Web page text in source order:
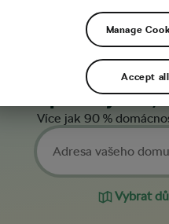
Spočítejte si,
Více jak 90 %
Vybrat
Manage
Accept all